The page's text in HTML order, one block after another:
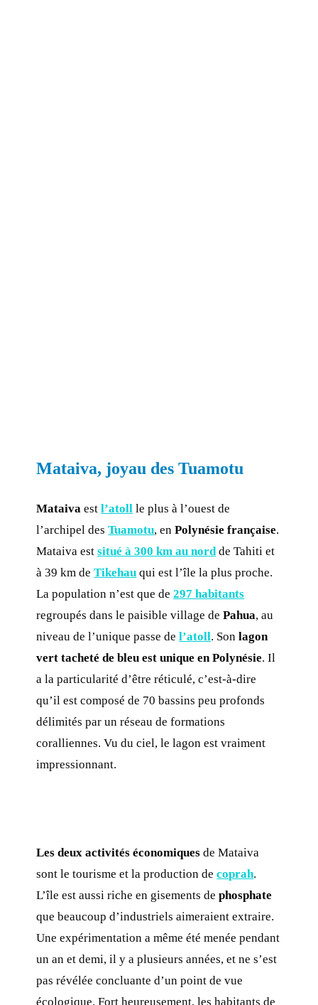
Mataiva, joyau des Tuamotu
Mataiva estl’atoll le plus à l’ouest de
l’archipel desTuamotu, enPolynésie française.
Mataiva estsitué à 300 km au nordde Tahiti et
à 39 km deTikehau qui est l’île la plus proche.
La population n’est que de297 habitants
regroupés dans le paisible village dePahua, au
niveau de l’unique passe del’atoll. Sonlagon
vert tacheté de bleu est unique en Polynésie. Il
a la particularité d’être réticulé, c’est-à-dire
qu’il est composé de 70 bassins peu profonds
délimités par un réseau de formations
coralliennes. Vu du ciel, le lagon est vraiment
impressionnant.
Les deux activités économiques de Mataiva
sont le tourisme et la production decoprah.
L’île est aussi riche en gisements dephosphate
que beaucoup d’industriels aimeraient extraire.
Une expérimentation a même été menée pendant
un an et demi, il y a plusieurs années, et ne s’est
pas révélée concluante d’un point de vue
écologique. Fort heureusement, les habitants de